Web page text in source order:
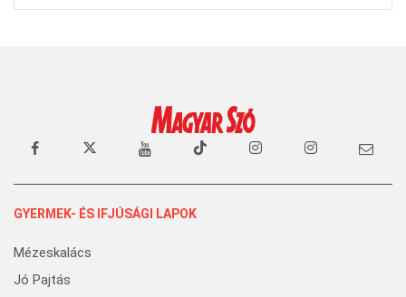
GYERMEK- ÉS IFJÚSÁGI LAPOK
Mézeskalács
Jó Pajtás